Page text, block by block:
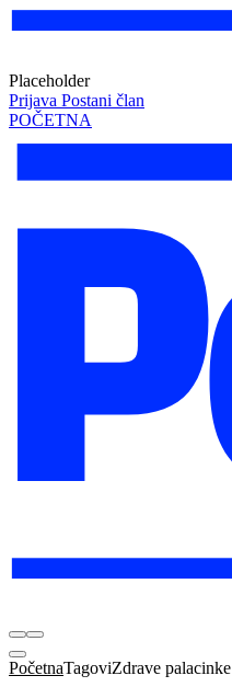
Placeholder
Prijava Postani član
POČETNA
PočetnaTagoviZdrave palacinke